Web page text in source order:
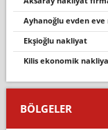
ayhanoğlu evden
ekşioğlu nakliyat
kilis ekonomik
BÖLGELER